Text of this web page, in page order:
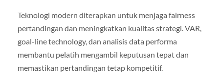
Teknologi modern diterapkan untuk menjaga fairness
pertandingan dan meningkatkan kualitas strategi. VAR,
goal-line technology, dan analisis data performa
membantu pelatih mengambil keputusan tepat dan
memastikan pertandingan tetap kompetitif.